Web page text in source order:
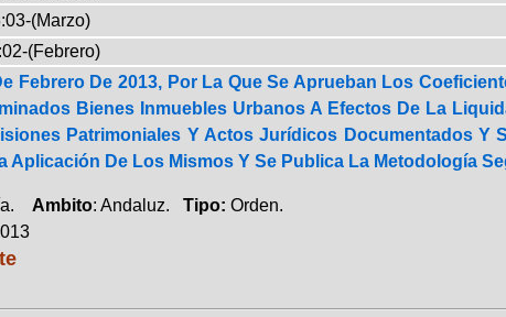
(Marzo)
(Febrero)
Febrero De 2013, Por La Que Se Aprueban Los
Bienes Inmuebles Urbanos A Efectos De La
Patrimoniales Y Actos Jurídicos Documentados Y
Aplicación De Los Mismos Y Se Publica La Metodología
Ambito: Andaluz. Tipo: Orden.